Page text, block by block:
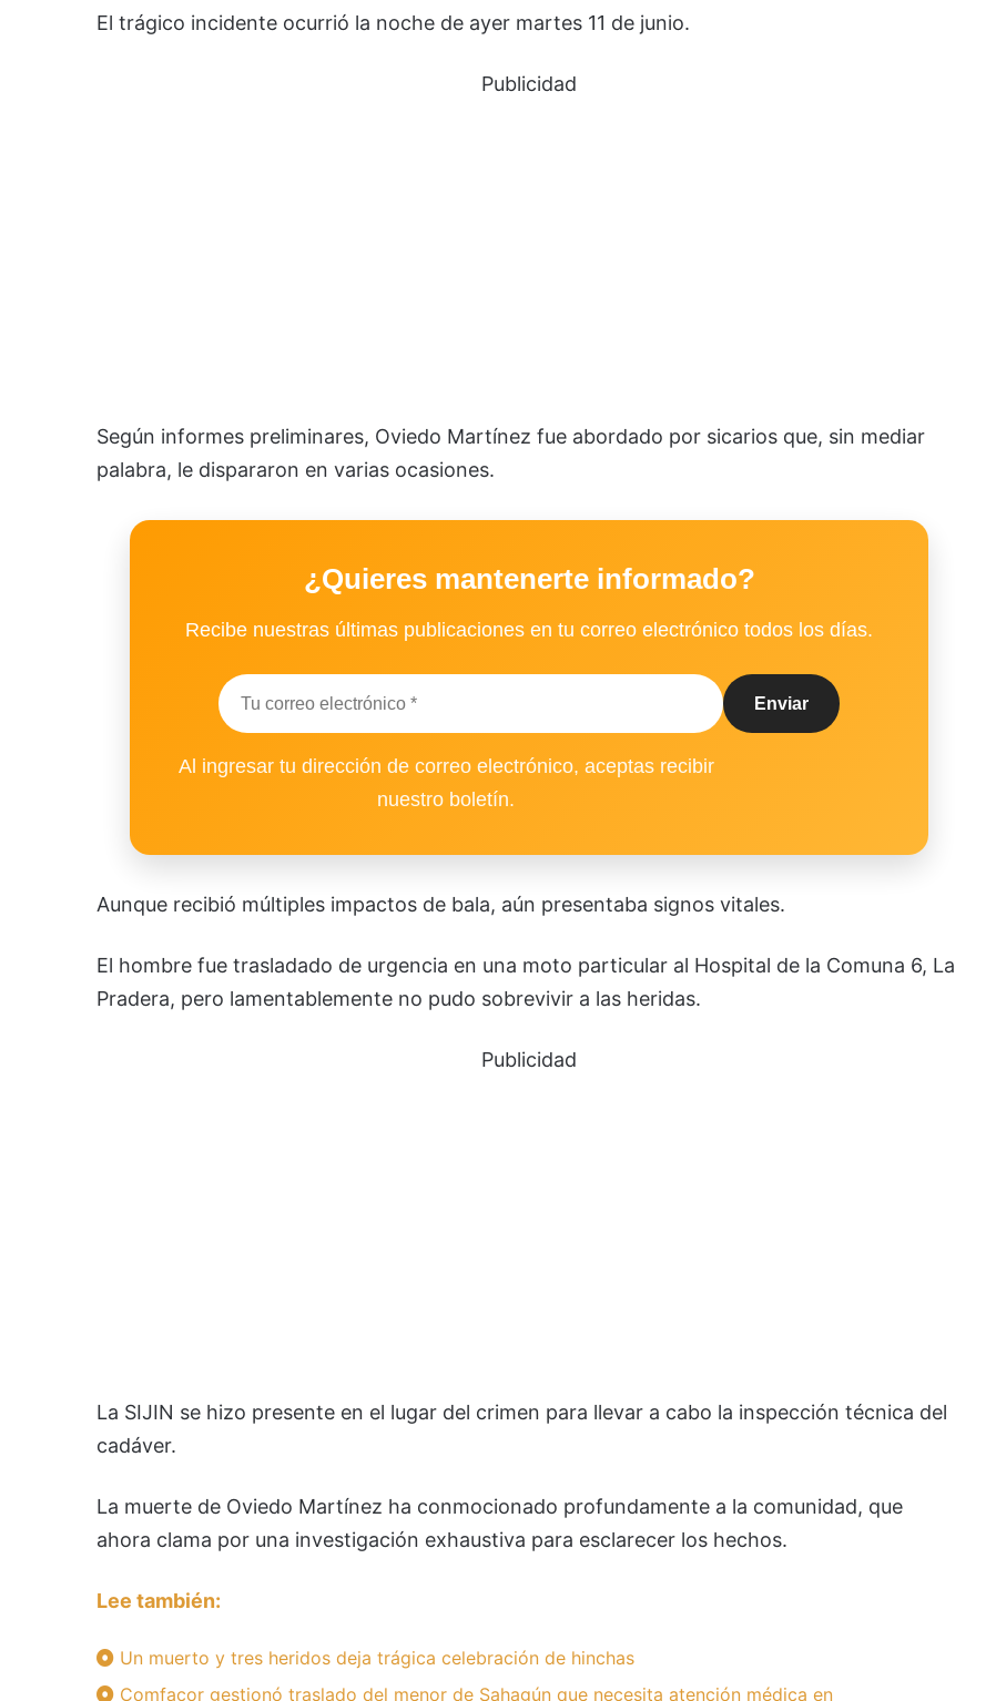
El trágico incidente ocurrió la noche de ayer martes 11 de junio.
Publicidad
Según informes preliminares, Oviedo Martínez fue abordado por sicarios que, sin mediar
palabra, le dispararon en varias ocasiones.
¿Quieres mantenerte informado?
Recibe nuestras últimas publicaciones en tu correo electrónico todos los días.
Al ingresar tu dirección de correo electrónico, aceptas recibir
nuestro boletín.
Aunque recibió múltiples impactos de bala, aún presentaba signos vitales.
El hombre fue trasladado de urgencia en una moto particular al Hospital de la Comuna 6, La
Pradera, pero lamentablemente no pudo sobrevivir a las heridas.
Publicidad
La SIJIN se hizo presente en el lugar del crimen para llevar a cabo la inspección técnica del
cadáver.
La muerte de Oviedo Martínez ha conmocionado profundamente a la comunidad, que
ahora clama por una investigación exhaustiva para esclarecer los hechos.
Lee también:
Un muerto y tres heridos deja trágica celebración de hinchas
Comfacor gestionó traslado del menor de Sahagún que necesita atención médica en